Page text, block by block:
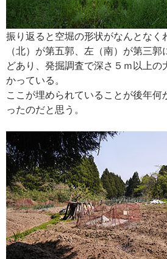
振り返ると空堀の形状がなんとなく
（北）が第五郭、左（南）が第三
どあり、発掘調査で深さ５ｍ以上の
かっている。
ここが埋められていることが後年何
ったのだと思う。